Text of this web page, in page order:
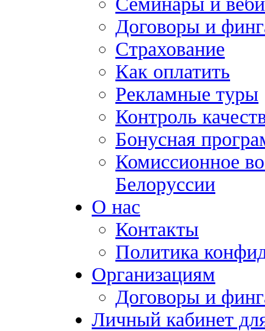
Договоры и
Страхование
Как оплатить
Рекламные туры
Контроль
Бонусная
Комиссионное
Белоруссии
О нас
Контакты
Политика
Организациям
Договоры и
Личный кабинет